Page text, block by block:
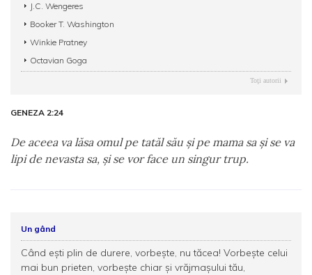
J.C. Wengeres
Booker T. Washington
Winkie Pratney
Octavian Goga
Toţi autorii
GENEZA 2:24
De aceea va lăsa omul pe tatăl său şi pe mama sa şi se va
lipi de nevasta sa, şi se vor face un singur trup.
Un gând
Când eşti plin de durere, vorbeşte, nu tăcea! Vorbeşte celui
mai bun prieten, vorbeşte chiar şi vrăjmaşului tău,